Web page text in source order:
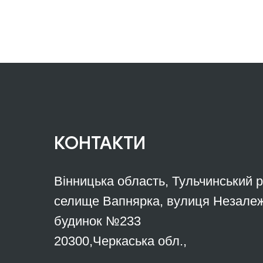
КОНТАКТИ
Вінницька область, Тульчинський
селище Вапнярка, вулиця
будинок №233
20300,Черкаська обл.,